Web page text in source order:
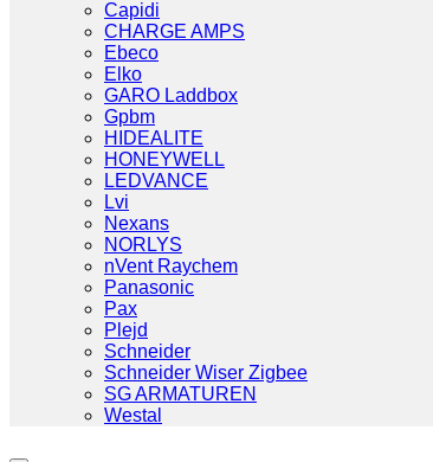
Capidi
CHARGE AMPS
Ebeco
Elko
GARO Laddbox
Gpbm
HIDEALITE
HONEYWELL
LEDVANCE
Lvi
Nexans
NORLYS
nVent Raychem
Panasonic
Pax
Plejd
Schneider
Schneider Wiser Zigbee
SG ARMATUREN
Westal